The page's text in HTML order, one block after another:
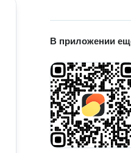
В приложении